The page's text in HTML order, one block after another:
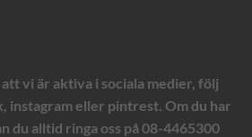
vi är aktiva i sociala medier, följ
instagram eller pintrest. Om du har
du alltid ringa oss på 08-4465300